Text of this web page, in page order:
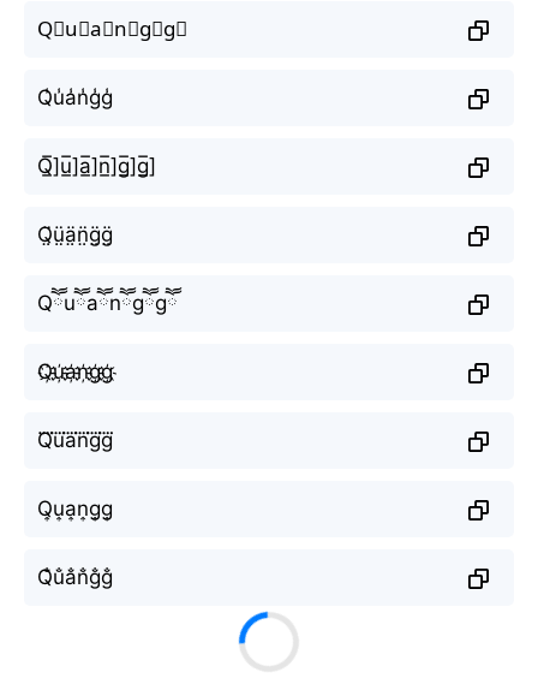
Q⃣u⃣a⃣n⃣g⃣g⃣
Q̾u̾a̾n̾g̾g̾
Q̲̅]u̲̅]a̲̅]n̲̅]g̲̅]g̲̅]
Q̤̈ṳ̈ä̤n̤̈g̤̈g̤̈
Qཽuཽaཽnཽgཽgཽ
Q҉u҉a҉n҉g҉g҉
Q⃜u⃜a⃜n⃜g⃜g⃜
Q͎u͎a͎n͎g͎g͎
Q̐u̐a̐n̐g̐g̐